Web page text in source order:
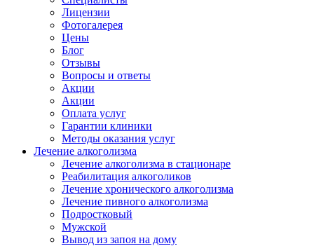
Лицензии
Фотогалерея
Цены
Блог
Отзывы
Вопросы и ответы
Акции
Акции
Оплата услуг
Гарантии клиники
Методы оказания услуг
Лечение алкоголизма
Лечение алкоголизма в стационаре
Реабилитация алкоголиков
Лечение хронического алкоголизма
Лечение пивного алкоголизма
Подростковый
Мужской
Вывод из запоя на дому